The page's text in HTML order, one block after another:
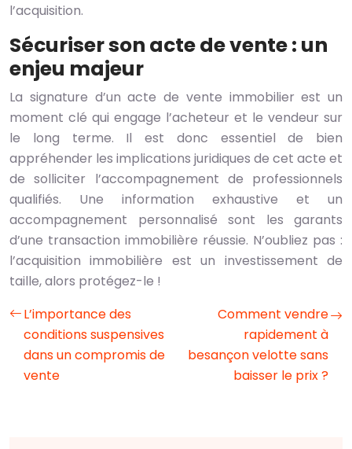
l’acquisition.
Sécuriser son acte de vente : un
enjeu majeur
La signature d’un acte de vente immobilier est un
moment clé qui engage l’acheteur et le vendeur sur
le long terme. Il est donc essentiel de bien
appréhender les implications juridiques de cet acte et
de solliciter l’accompagnement de professionnels
qualifiés. Une information exhaustive et un
accompagnement personnalisé sont les garants
d’une transaction immobilière réussie. N’oubliez pas :
l’acquisition immobilière est un investissement de
taille, alors protégez-le !
L’importance des
conditions suspensives
dans un compromis de
vente
Comment vendre
rapidement à
besançon velotte sans
baisser le prix ?